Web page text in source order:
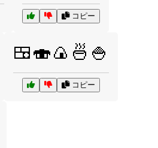
コピー
🍱🍣🍙🍜🍚
コピー